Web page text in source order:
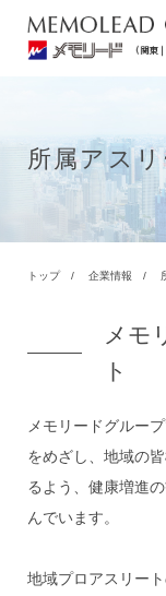
所属アス
トップ 企業情報
メモ
ト
メモリードグルー
をめざし、地域の
るよう、健康増進
んでいます。
地域プロアスリー